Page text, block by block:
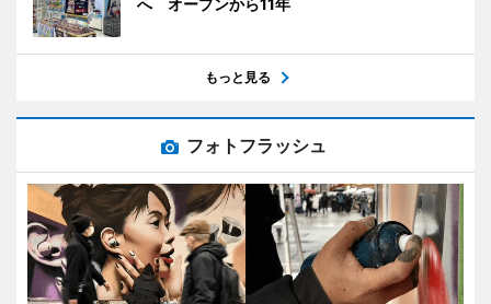
もっと見る
フォトフラッシュ